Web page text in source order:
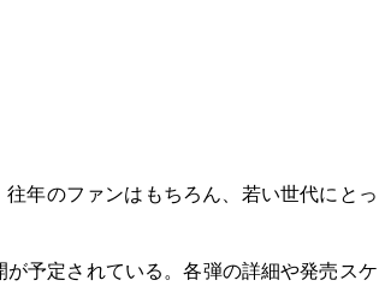
年のファンはもちろん、若い世代にとっ
予定されている。各弾の詳細や発売スケ